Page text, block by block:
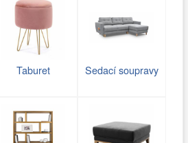
Taburet Sedací soupravy